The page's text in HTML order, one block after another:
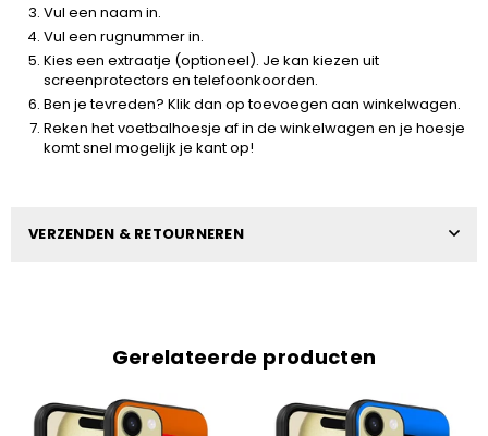
Vul een naam in.
Vul een rugnummer in.
Kies een extraatje (optioneel). Je kan kiezen uit
screenprotectors en telefoonkoorden.
Ben je tevreden? Klik dan op toevoegen aan winkelwagen.
Reken het voetbalhoesje af in de winkelwagen en je hoesje
komt snel mogelijk je kant op!
VERZENDEN & RETOURNEREN
Gerelateerde producten